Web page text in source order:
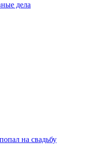
дела
на свадьбу